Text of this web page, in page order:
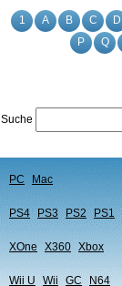
1 A B C D
P
Q
Suche
PC Mac
PS4 PS3 PS2 PS1
XOne X360 Xbox
Wii U Wii GC N64